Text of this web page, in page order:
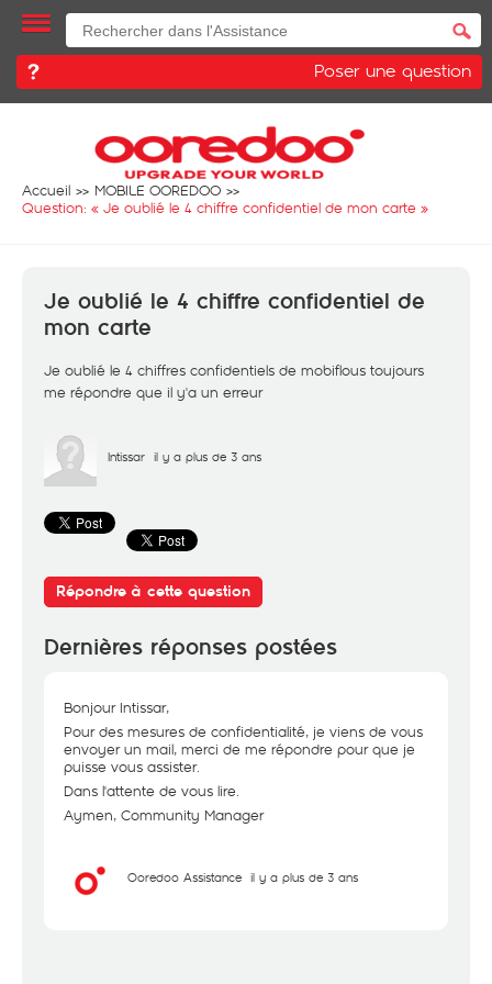
Poser une question
Accueil
MOBILE OOREDOO
Question: « Je oublié le 4 chiffre confidentiel de mon carte »
Je oublié le 4 chiffre confidentiel de
mon carte
Je oublié le 4 chiffres confidentiels de mobiflous toujours
me répondre que il y'a un erreur
Intissar il y a plus de 3 ans
Répondre à cette question
Dernières réponses postées
Bonjour Intissar,
Pour des mesures de confidentialité, je viens de vous
envoyer un mail, merci de me répondre pour que je
puisse vous assister.
Dans l'attente de vous lire.
Aymen, Community Manager
Ooredoo Assistance il y a plus de 3 ans